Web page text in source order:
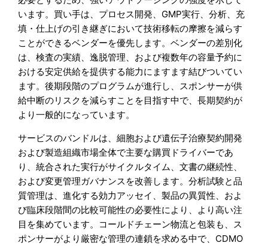
います。買い手は、プロセス開発、GMP実行、分析、充
填・仕上げの引き継ぎにおいて技術移転の摩擦を減らす
ことができるベンダーを優先します。ベンダーの差別化
は、検査の実績、逸脱管理、および複数年の容量予約に
おける安定供給を提供する能力にますます結びついてい
ます。後期段階のプログラムが進行し、スポンサーが供
給中断のリスクを減らすことを目指す中で、長期契約が
より一般的になっています。
サービスのバンドルは、細胞および遺伝子治療契約開発
および製造組織市場全体で主要な購買ドライバーであ
り、統合された実行がサイクルタイム、文書の継続性、
および変更管理ガバナンスを改善します。分析試験と品
質管理は、進化する効力アッセイ、製品の異質性、およ
び臨床段階間の比較可能性の必要性により、より高い注
目を集めています。コールドチェーン物流と包装も、ス
ポンサーがより厳密な管理の連鎖を求める中で、CDMO